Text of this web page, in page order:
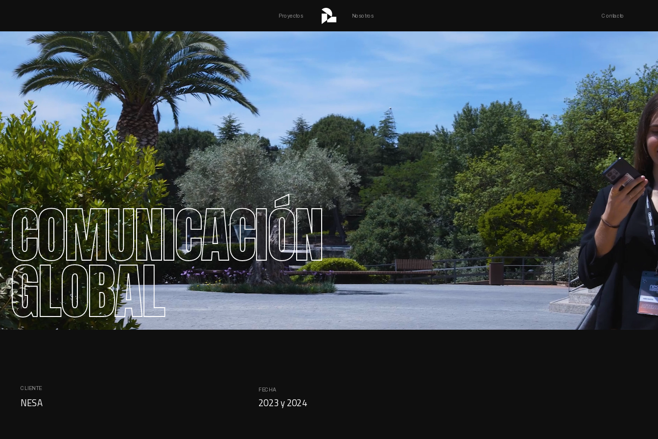
COMUNICACIÓN
GLOBAL
CLIENTE FECHA
NESA 2023 y 2024
Contacto
Proyectos Nosotros